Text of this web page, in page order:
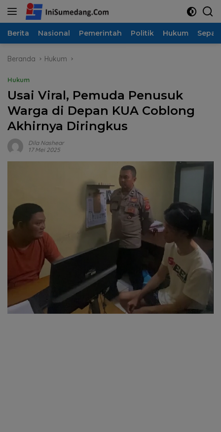
Langsung
Berita Nasional Pemerintah Politik Hukum
Beranda Hukum
Hukum
Usai Viral, Pemuda Penusuk
Warga di Depan KUA Coblong
Akhirnya Diringkus
Dila Nashear
17 Mei 2025